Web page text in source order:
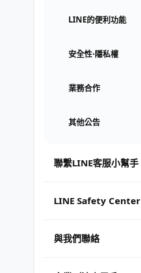
LINE的便利功能
安全性⋅隱私權
業務合作
其他公告
聯繫LINE客服小幫手
LINE Safety Center
與我們聯絡